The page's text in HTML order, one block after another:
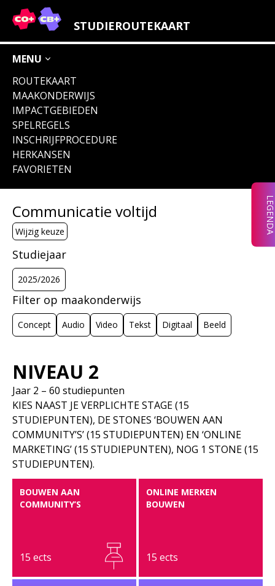
STUDIEROUTEKAART
MENU
ROUTEKAART
MAAKONDERWIJS
IMPACTGEBIEDEN
SPELREGELS
INSCHRIJFPROCEDURE
HERKANSEN
FAVORIETEN
LEGENDA IMPACTGEBIEDEN
OVERIGE ICONEN
VERLEIDERS &
VERMARKTERS
VERNIEUWERS
VERDIENERS
VERPLICHT
AUDIO BEELD KEUZE CONCEPT
DIGITAAL LOCATIE
Communicatie voltijd
Wijzig keuze
Studiejaar
2025/2026
Filter op maakonderwijs
Concept Audio Video Tekst Digitaal Beeld
NIVEAU 2
Jaar 2 – 60 studiepunten
KIES NAAST JE VERPLICHTE STAGE (15
STUDIEPUNTEN), DE STONES ‘BOUWEN AAN
COMMUNITY’S’ (15 STUDIEPUNTEN) EN ‘ONLINE
MARKETING’ (15 STUDIEPUNTEN), NOG 1 STONE (15
STUDIEPUNTEN).
BOUWEN AAN
COMMUNITY’S
15 ects
ONLINE MERKEN
BOUWEN
15 ects